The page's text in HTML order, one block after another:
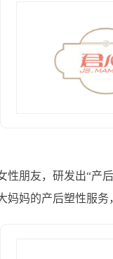
性朋友，研发出“产
妈妈的产后塑性服